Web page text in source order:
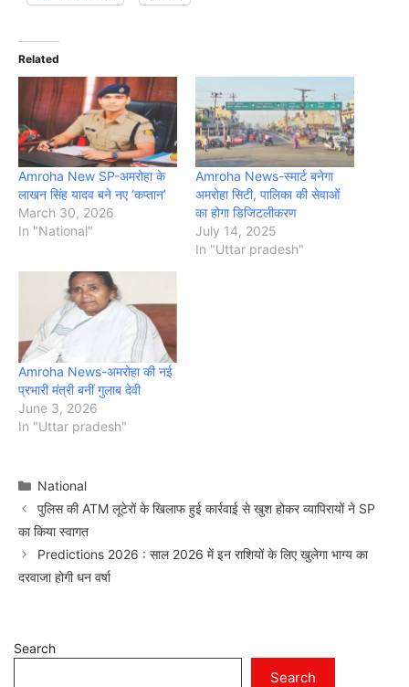
Related
Amroha New SP-अमरोहा के
लाखन सिंह यादव बने नए ‘कप्तान’
March 30, 2026
In "National"
Amroha News-स्मार्ट बनेगा
अमरोहा सिटी, पालिका की सेवाओं
का होगा डिजिटलीकरण
July 14, 2025
In "Uttar pradesh"
Amroha News-अमरोहा की नई
प्रभारी मंत्री बनीं गुलाब देवी
June 3, 2026
In "Uttar pradesh"
Categories
National
पुलिस की ATM लूटेरों के खिलाफ हुई कार्रवाई से खुश होकर व्यापिरायों ने SP
का किया स्वागत
Predictions 2026 : साल 2026 में इन राशियों के लिए खुलेगा भाग्य का
दरवाजा होगी धन वर्षा
Search
Search